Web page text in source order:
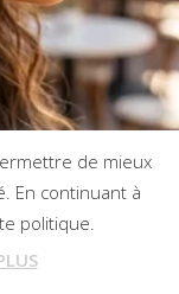
de mieux
En continuant à
politique.